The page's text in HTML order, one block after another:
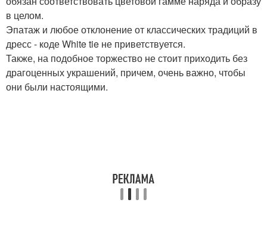
в целом.
Эпатаж и любое отклонение от классических традиций в
дресс - коде White tie не приветствуется.
Также, на подобное торжество не стоит приходить без
драгоценных украшений, причем, очень важно, чтобы
они были настоящими.